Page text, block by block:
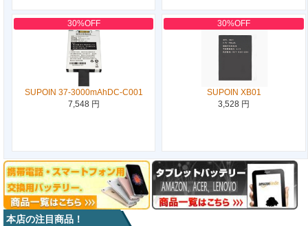
30%OFF
SUPOIN 37-3000mAhDC-C001
7,548 円
30%OFF
SUPOIN XB01
3,528 円
本店の注目商品！